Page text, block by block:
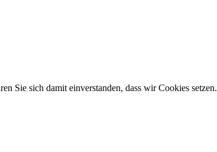
Sie sich damit einverstanden, dass wir Cookies setzen.